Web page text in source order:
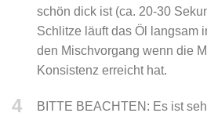
schön dick ist (ca. 20-30
Schlitze läuft das Öl langsam
den Mischvorgang wenn die
Konsistenz erreicht hat.
4
BITTE BEACHTEN: Es ist